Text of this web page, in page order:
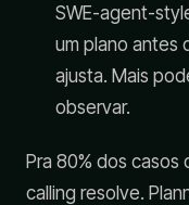
SWE-agent-
um plano antes
ajusta. Mais
observar.
Pra 80% dos casos
calling resolve.